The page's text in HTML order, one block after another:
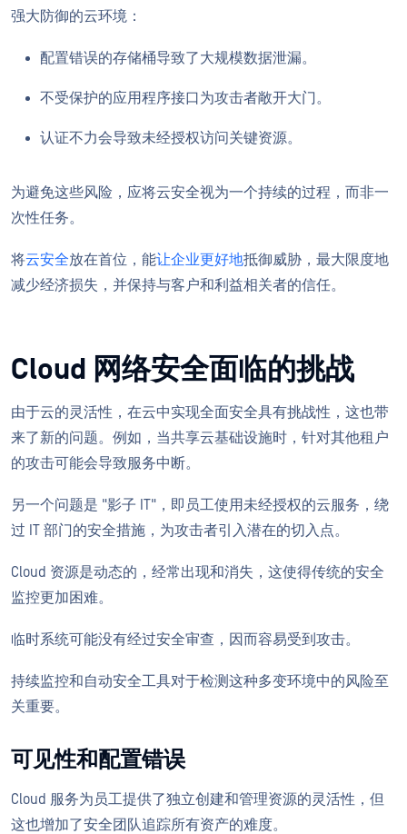
强大防御的云环境：
配置错误的存储桶导致了大规模数据泄漏。
不受保护的应用程序接口为攻击者敞开大门。
认证不力会导致未经授权访问关键资源。
为避免这些风险，应将云安全视为一个持续的过程，而非一
次性任务。
将云安全放在首位，能让企业更好地抵御威胁，最大限度地
减少经济损失，并保持与客户和利益相关者的信任。
Cloud 网络安全面临的挑战
由于云的灵活性，在云中实现全面安全具有挑战性，这也带
来了新的问题。例如，当共享云基础设施时，针对其他租户
的攻击可能会导致服务中断。
另一个问题是 "影子 IT"，即员工使用未经授权的云服务，绕
过 IT 部门的安全措施，为攻击者引入潜在的切入点。
Cloud 资源是动态的，经常出现和消失，这使得传统的安全
监控更加困难。
临时系统可能没有经过安全审查，因而容易受到攻击。
持续监控和自动安全工具对于检测这种多变环境中的风险至
关重要。
可见性和配置错误
Cloud 服务为员工提供了独立创建和管理资源的灵活性，但
这也增加了安全团队追踪所有资产的难度。